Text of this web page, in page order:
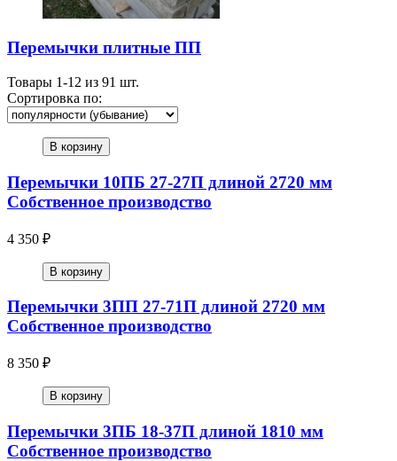
Перемычки плитные ПП
Товары 1-12 из 91 шт.
Сортировка по:
В корзину
Перемычки 10ПБ 27-27П длиной 2720 мм
Собственное производство
4 350 ₽
В корзину
Перемычки 3ПП 27-71П длиной 2720 мм
Собственное производство
8 350 ₽
В корзину
Перемычки 3ПБ 18-37П длиной 1810 мм
Собственное производство